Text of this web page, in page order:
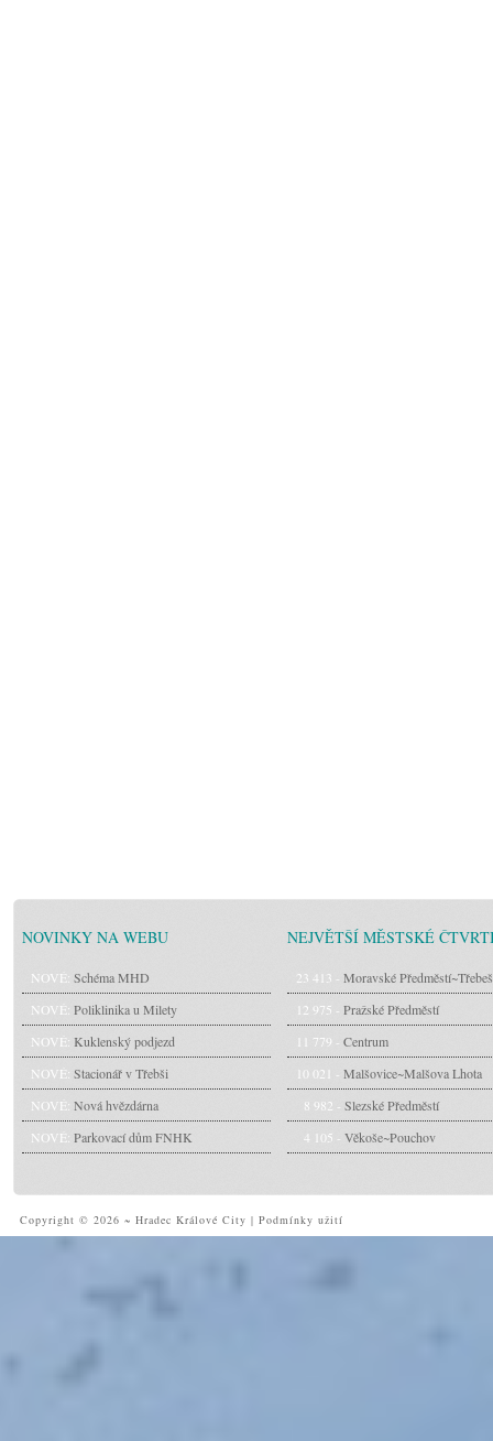
NOVINKY NA WEBU
NOVÉ: Schéma MHD
NOVÉ: Poliklinika u Milety
NOVÉ: Kuklenský podjezd
NOVÉ: Stacionář v Třebši
NOVÉ: Nová hvězdárna
NOVÉ: Parkovací dům FNHK
NEJVĚTŠÍ MĚSTSKÉ
23 413 - Moravské Předměstí~Třebeš
12 975 - Pražské Předměstí
11 779 - Centrum
10 021 - Malšovice~Malšova Lhota
8 982 - Slezské Předměstí
4 105 - Věkoše~Pouchov
Copyright © 2026 ~ Hradec Králové City | Podmínky užití